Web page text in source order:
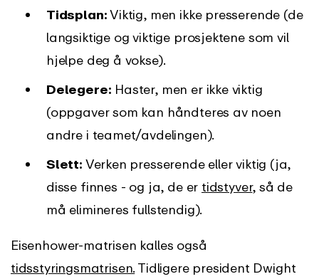
Tidsplan:Viktig, men ikke presserende (de
langsiktige og viktige prosjektene som vil
hjelpe deg å vokse).
Delegere: Haster, men er ikke viktig
(oppgaver som kan håndteres av noen
andre i teamet/avdelingen).
Slett: Verken presserende eller viktig (ja,
disse finnes - og ja, de er tidstyver, så de
må elimineres fullstendig).
Eisenhower-matrisen kalles også
tidsstyringsmatrisen. Tidligere president Dwight